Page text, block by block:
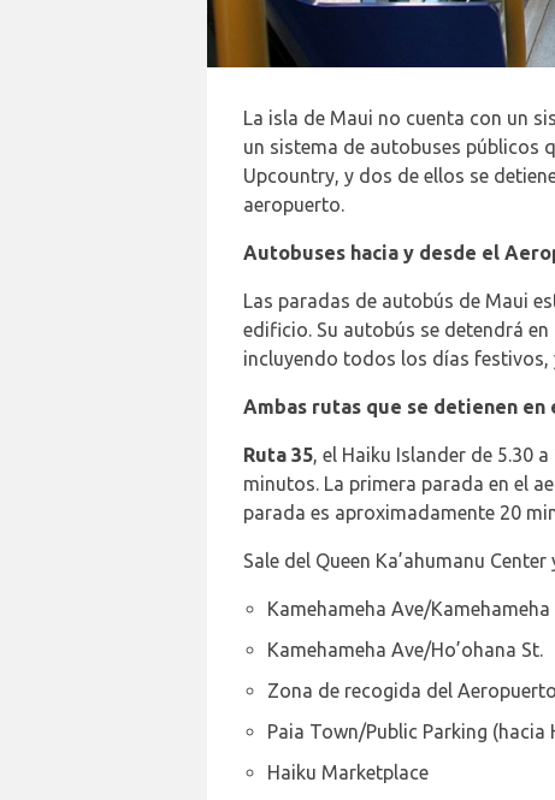
La isla de Maui no cuenta con un
un sistema de autobuses públicos
Upcountry, y dos de ellos se
aeropuerto.
Autobuses hacia y desde el
Las paradas de autobús de Maui
edificio. Su autobús se detendrá
incluyendo todos los días festivos,
Ambas rutas que se detienen
Ruta 35, el Haiku Islander de 5.30
minutos. La primera parada en el
parada es aproximadamente 20
Sale del Queen Ka’ahumanu Center
Kamehameha Ave/
Kamehameha Ave/Ho’ohana St.
Zona de recogida del
Paia Town/Public Parking (hacia
Haiku Marketplace